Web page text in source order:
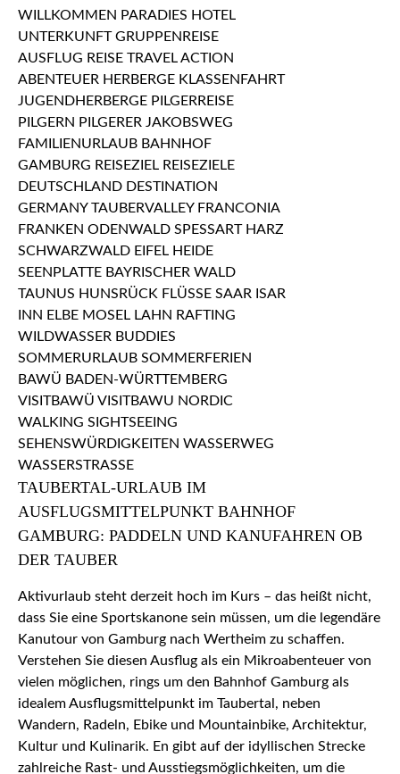
TAUBERTAL-URLAUB IM
AUSFLUGSMITTELPUNKT BAHNHOF
GAMBURG: PADDELN UND KANUFAHREN OB
DER TAUBER
Aktivurlaub steht derzeit hoch im Kurs – das heißt nicht,
dass Sie eine Sportskanone sein müssen, um die legendäre
Kanutour von Gamburg nach Wertheim zu schaffen.
Verstehen Sie diesen Ausflug als ein Mikroabenteuer von
vielen möglichen, rings um den Bahnhof Gamburg als
idealem Ausflugsmittelpunkt im Taubertal, neben
Wandern, Radeln, Ebike und Mountainbike, Architektur,
Kultur und Kulinarik. En gibt auf der idyllischen Strecke
zahlreiche Rast- und Ausstiegsmöglichkeiten, um die